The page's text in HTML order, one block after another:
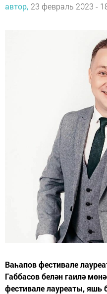
автор, 23 февраль 2023 -
Ваһапов фестивале
Габбасов белән гаилә
фестивале лауреаты, яшь